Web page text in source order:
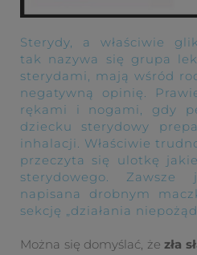
Sterydy, a właściwie
tak nazywa się grupa
sterydami, mają wśród
negatywną opinię.
rękami i nogami, gdy
dziecku sterydowy
inhalacji. Właściwie
przeczyta się ulotkę
sterydowego. Zawsze
napisana drobnym
sekcję „działania
Można się domyślać, że zła